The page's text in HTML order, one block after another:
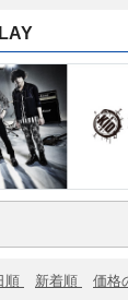
順 新着順 価格